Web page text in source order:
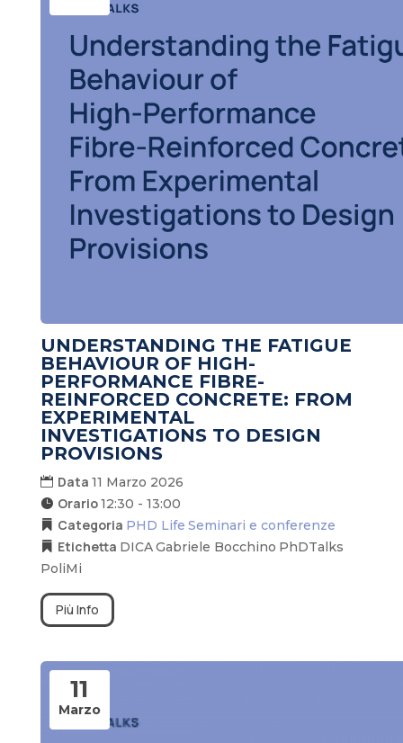
UNDERSTANDING THE FATIGUE
BEHAVIOUR OF HIGH-
PERFORMANCE FIBRE-
REINFORCED CONCRETE: FROM
EXPERIMENTAL
INVESTIGATIONS TO DESIGN
PROVISIONS
Data 11 Marzo 2026
Orario12:30 - 13:00
Categoria PHD Life Seminari e conferenze
Etichetta DICAGabriele Bocchino PhDTalks
PoliMi
Più Info
11
Marzo